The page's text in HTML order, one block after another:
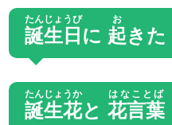
誕生日
たんじょうび
に 起
お
きた
誕生花
たんじょうか
と花言葉
はなことば